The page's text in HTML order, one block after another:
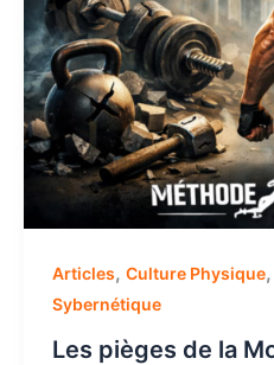
Articles, Culture Physique,
Sybernétique
Les pièges de la